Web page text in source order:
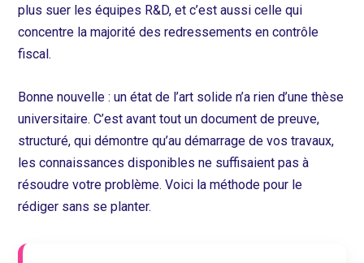
plus suer les équipes R&D, et c’est aussi celle qui
concentre la majorité des redressements en contrôle
fiscal.
Bonne nouvelle : un état de l’art solide n’a rien d’une thèse
universitaire. C’est avant tout un document de preuve,
structuré, qui démontre qu’au démarrage de vos travaux,
les connaissances disponibles ne suffisaient pas à
résoudre votre problème. Voici la méthode pour le
rédiger sans se planter.